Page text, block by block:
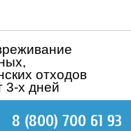
отходов
3-х дней
8 (800) 700 61 93